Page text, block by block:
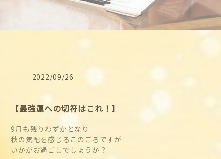
o
2022/09/26
【最強運への切符はこれ！】
9月も残りわずかとなり
秋の気配を感じるこのごろですが
いかがお過ごしでしょうか？